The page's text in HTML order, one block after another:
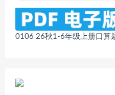
0106 26秋1-6年级上册口算